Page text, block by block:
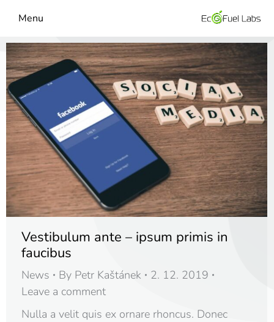
Menu
Vestibulum ante – ipsum primis in
faucibus
News By Petr Kaštánek
2. 12. 2019
Leave a comment
Nulla a velit quis ex ornare rhoncus. Donec